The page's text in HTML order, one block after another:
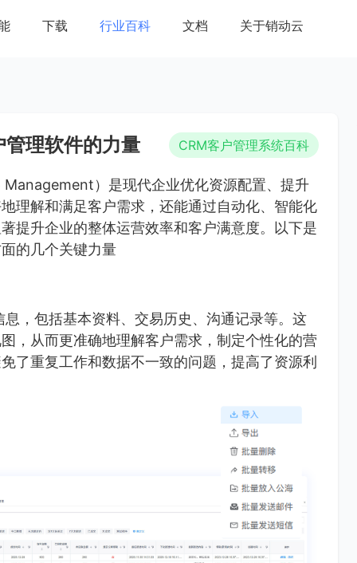
下载 行业百科 文档 关于销动云
理软件的力量 CRM客户管理系统百科
）是现代企业优化资源配置、提升
理解和满足客户需求，还能通过自动化、智能化
提升企业的整体运营效率和客户满意度。以下是
的几个关键力量
，包括基本资料、交易历史、沟通记录等。这
，从而更准确地理解客户需求，制定个性化的营
了重复工作和数据不一致的问题，提高了资源利